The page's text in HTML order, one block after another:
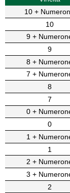
10 +
10
9 +
9
8 +
7 +
8
7
0 +
0
1 +
1
2 +
3 +
2